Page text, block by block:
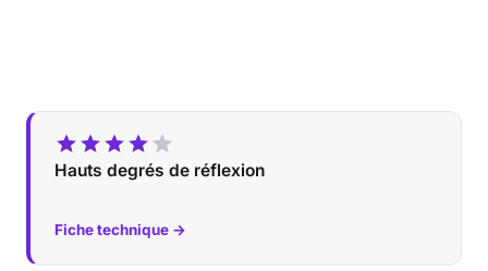
Hauts degrés de réflexion
Fiche technique →